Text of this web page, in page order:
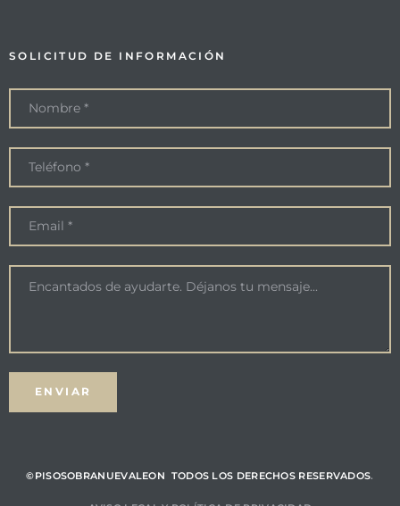
SOLICITUD DE INFORMACIÓN
©PISOSOBRANUEVALEON TODOS LOS DERECHOS RESERVADOS.